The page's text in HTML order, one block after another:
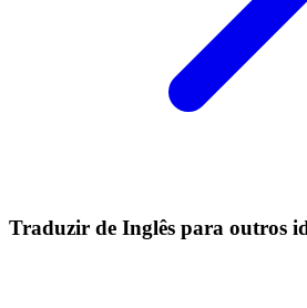
Traduzir de Inglês para outros